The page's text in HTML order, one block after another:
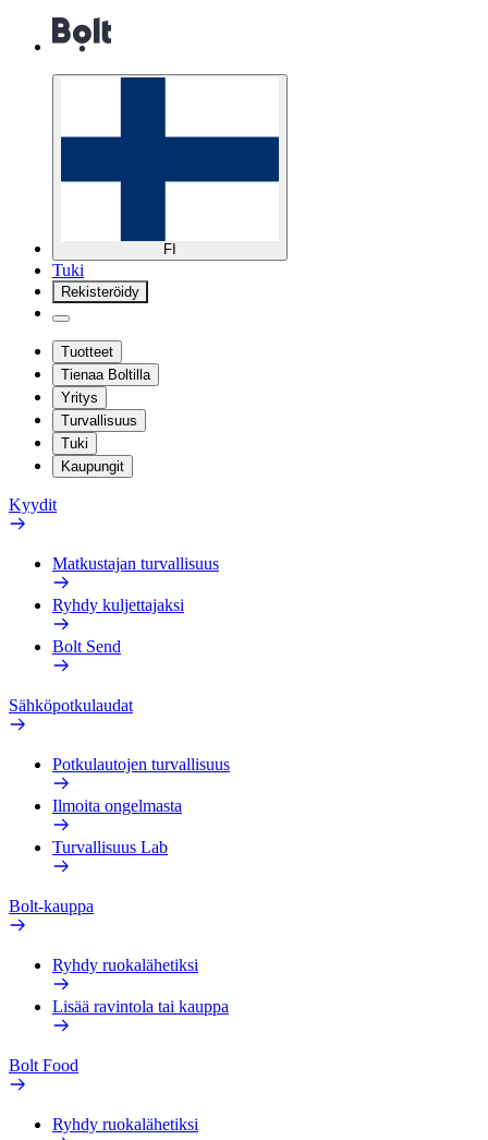
FI
Tuki
Rekisteröidy
Tuotteet
Tienaa Boltilla
Yritys
Turvallisuus
Tuki
Kaupungit
Kyydit
Matkustajan turvallisuus
Ryhdy kuljettajaksi
Bolt Send
Sähköpotkulaudat
Potkulautojen turvallisuus
Ilmoita ongelmasta
Turvallisuus Lab
Bolt-kauppa
Ryhdy ruokalähetiksi
Lisää ravintola tai kauppa
Bolt Food
Ryhdy ruokalähetiksi